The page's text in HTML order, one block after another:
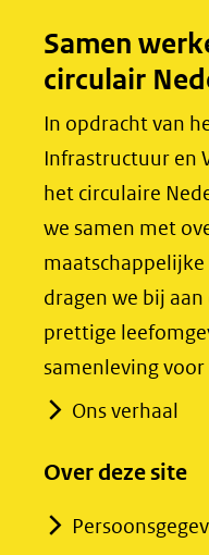
o
k
(opent
nieuw
naar
een
andere
I
n
naar
een
Samen
circulair
In opdracht van
Infrastructuur en
het circulaire
we samen met
dragen we bij
prettige
samenleving
Ons verhaal
Over deze site